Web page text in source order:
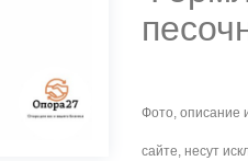
Фото, описание
сайте, несут